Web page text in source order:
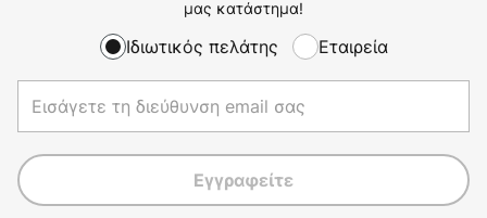
μας κατάστημα!
Ιδιωτικός πελάτης Εταιρεία
Εγγραφείτε